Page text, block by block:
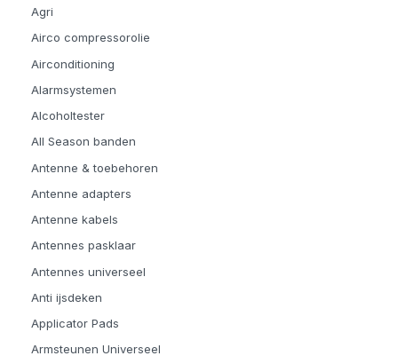
Agri
Airco compressorolie
Airconditioning
Alarmsystemen
Alcoholtester
All Season banden
Antenne & toebehoren
Antenne adapters
Antenne kabels
Antennes pasklaar
Antennes universeel
Anti ijsdeken
Applicator Pads
Armsteunen Universeel